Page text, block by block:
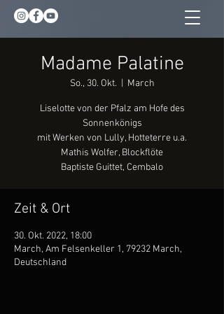
Madame Palatine
So., 30. Okt. March
Liselotte von der Pfalz am Hofe des
Sonnenkönigs
mit Werken von Lully, Hotteterre u.a.
Mathis Wolfer, Blockflöte
Baptiste Guittet, Cembalo
Zeit & Ort
30. Okt. 2022, 18:00
March, Am Felsenkeller 1, 79232 March,
Deutschland